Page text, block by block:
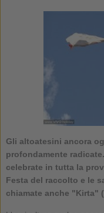
Gli altoatesini ancora
profondamente
celebrate in tutta la
Festa del raccolto e le
chiamate anche "Kirta"